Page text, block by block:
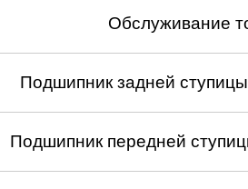
Обслуживание
Подшипник задней
Подшипник передней